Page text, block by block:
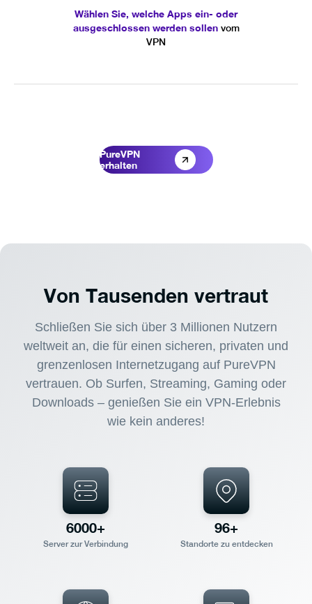
Wählen Sie, welche Apps ein- oder
ausgeschlossen werden sollen vom
VPN
PureVPN
erhalten
Von Tausenden vertraut
Schließen Sie sich über 3 Millionen Nutzern
weltweit an, die für einen sicheren, privaten und
grenzenlosen Internetzugang auf PureVPN
vertrauen. Ob Surfen, Streaming, Gaming oder
Downloads – genießen Sie ein VPN-Erlebnis
wie kein anderes!
6000+
Server zur Verbindung
96+
Standorte zu entdecken